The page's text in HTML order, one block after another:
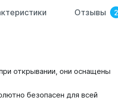
Отзывы 2
открывании, они оснащены
безопасен для всей